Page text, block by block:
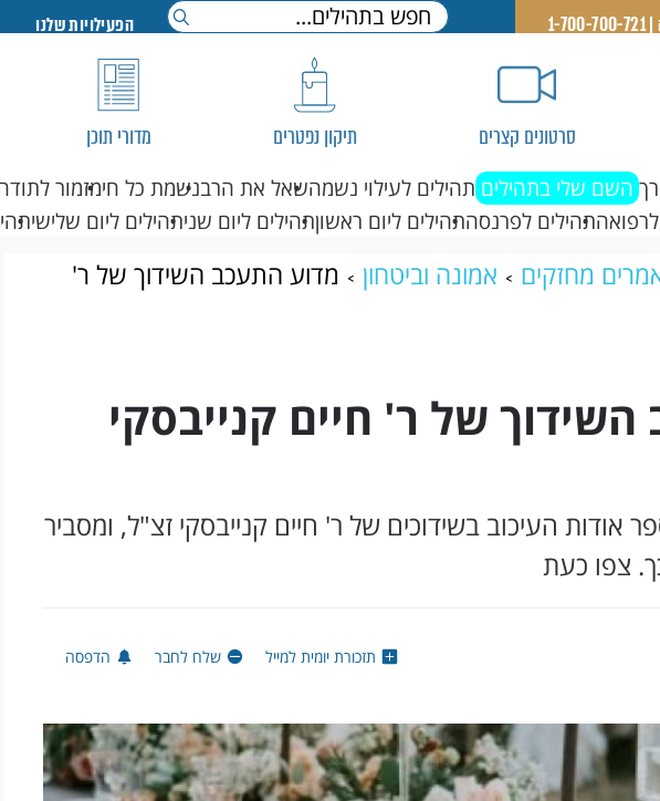
הפעילויות שלנו
סרטונים קצרים תיקון נפטרים מדורי תוכן
השם שלי בתהילים תהילים לעילוי נשמהשאל את הרבנשמת כל חימזמור
תהילים לפרנסהתהילים ליום ראשוןתהילים ליום שניתהילים ליום שלישי
מחזקים אמונה וביטחון
מדוע התעכב השידוך של ר'
של ר' חיים קנייבסקי
אודות העיכוב בשידוכים של ר' חיים קנייבסקי זצ"ל, ומסביר
צפו כעת
תזכורת יומית למייל שלח לחבר הדפסה